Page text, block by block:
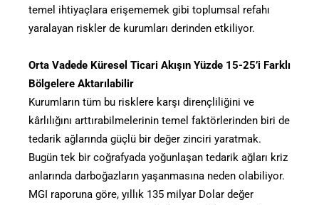
temel ihtiyaçlara erişememek gibi toplumsal refahı
yaralayan riskler de kurumları derinden etkiliyor.
Orta Vadede Küresel Ticari Akışın Yüzde 15-25’i Farklı
Bölgelere Aktarılabilir
Kurumların tüm bu risklere karşı dirençliliğini ve
kârlılığını arttırabilmelerinin temel faktörlerinden biri de
tedarik ağlarında güçlü bir değer zinciri yaratmak.
Bugün tek bir coğrafyada yoğunlaşan tedarik ağları kriz
anlarında darboğazların yaşanmasına neden olabiliyor.
MGI raporuna göre, yıllık 135 milyar Dolar değer